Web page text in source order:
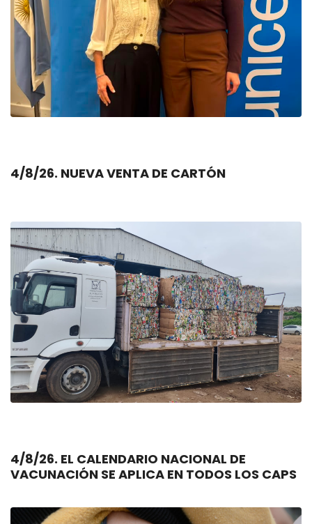
4/8/26. NUEVA VENTA DE CARTÓN
4/8/26. EL CALENDARIO NACIONAL DE
VACUNACIÓN SE APLICA EN TODOS LOS CAPS